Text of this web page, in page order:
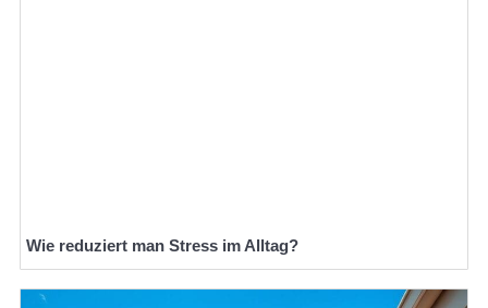
Wie reduziert man Stress im Alltag?